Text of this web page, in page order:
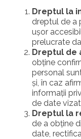
Dreptul la
dreptul de a
ușor
prelucrate
Dreptul de
obține
personal
și, în caz
informații
de date
Dreptul la
de a obţine
date,